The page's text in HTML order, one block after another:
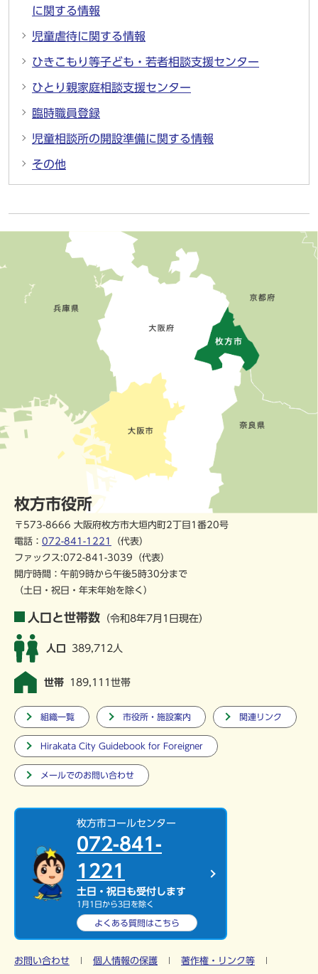
に関する情報
児童虐待に関する情報
ひきこもり等子ども・若者相談支援センター
ひとり親家庭相談支援センター
臨時職員登録
児童相談所の開設準備に関する情報
その他
枚方市役所
〒573-8666 大阪府枚方市大垣内町2丁目1番20号
電話： 072-841-1221
（代表）
ファックス:072-841-3039（代表）
開庁時間：午前9時から午後5時30分まで
（土日・祝日・年末年始を除く）
人口と世帯数 （令和8年7月1日現在）
人口 389,712人
世帯 189,111世帯
組織一覧 市役所・施設案内 関連リンク
Hirakata City Guidebook for Foreigner
メールでのお問い合わせ
枚方市コールセンター
072-841-
1221
土日・祝日も受付します
1月1日から3日を除く
よくある質問はこちら
お問い合わせ 個人情報の保護 著作権・リンク等